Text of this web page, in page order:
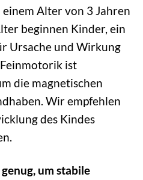
Alter von 3 Jahren
beginnen Kinder, ein
Ursache und Wirkung
ist
die magnetischen
Wir empfehlen
des Kindes
um stabile